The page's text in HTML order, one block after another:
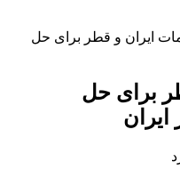
ایران و قطر برای حل
برای حل